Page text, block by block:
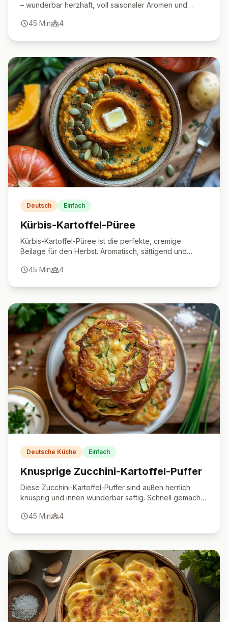
– wunderbar herzhaft, voll saisonaler Aromen und
45 Min 4
Deutsch Einfach
Kürbis-Kartoffel-Püree
Kürbis-Kartoffel-Püree ist die perfekte, cremige
Beilage für den Herbst. Aromatisch, sättigend und
45 Min 4
Deutsche Küche Einfach
Knusprige Zucchini-Kartoffel-Puffer
Diese Zucchini-Kartoffel-Puffer sind außen herrlich
knusprig und innen wunderbar saftig. Schnell gemacht,
45 Min 4